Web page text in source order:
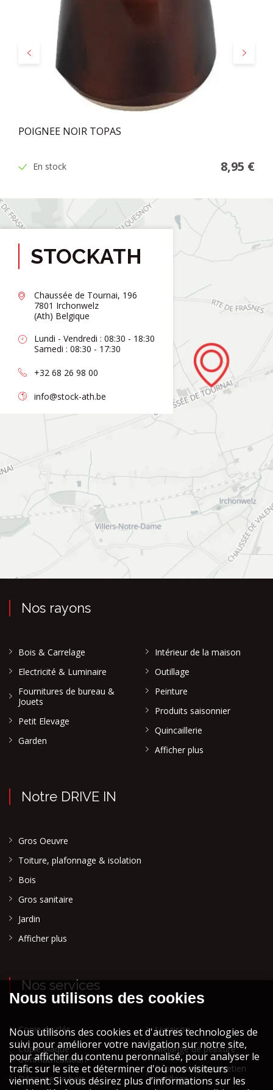
Précédent Suivant
POIGNEE NOIR TOPAS
En stock 8,95 €
STOCKATH
Chaussée de Tournai, 196
7801 Irchonwelz
(Ath) Belgique
Lundi - Vendredi : 08:30 - 18:30
Samedi : 08:30 - 17:30
+32 68 26 98 00
info@stock-ath.be
Nos rayons
Bois & Carrelage
Electricité & Luminaire
Fournitures de bureau &
Jouets
Petit Elevage
Garden
Intérieur de la maison
Outillage
Peinture
Produits saisonnier
Quincaillerie
Afficher plus
Notre DRIVE IN
Gros Oeuvre
Toiture, plafonnage & isolation
Bois
Gros sanitaire
Jardin
Afficher plus
Nos services
Copie de clés
Copie plaque
d'immatriculation
Découpe de bois
Livraison
Mélange de peinture
Réparation et entretien
outillage